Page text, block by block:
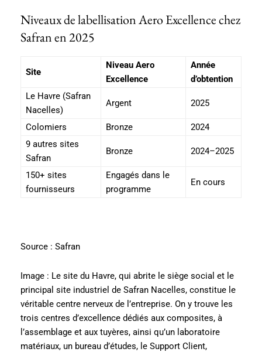
Niveaux de labellisation Aero Excellence chez
Safran en 2025
Site
Niveau Aero
Excellence
Année
d’obtention
Le Havre (Safran
Nacelles)
Argent 2025
Colomiers Bronze
2024
9 autres sites
Safran
Bronze 2024–2025
150+ sites
fournisseurs
Engagés dans le
programme
En cours
Source : Safran
Image : Le site du Havre, qui abrite le siège social et le
principal site industriel de Safran Nacelles, constitue le
véritable centre nerveux de l’entreprise. On y trouve les
trois centres d’excellence dédiés aux composites, à
l’assemblage et aux tuyères, ainsi qu’un laboratoire
matériaux, un bureau d’études, le Support Client,